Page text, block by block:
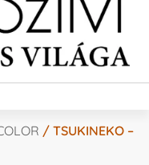
/ TSUKINEKO –